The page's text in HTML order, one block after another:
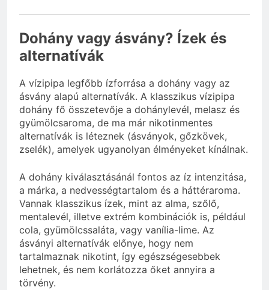
Dohány vagy ásvány? Ízek és
alternatívák
A vízipipa legfőbb ízforrása a dohány vagy az
ásvány alapú alternatívák. A klasszikus vízipipa
dohány fő összetevője a dohánylevél, melasz és
gyümölcsaroma, de ma már nikotinmentes
alternatívák is léteznek (ásványok, gőzkövek,
zselék), amelyek ugyanolyan élményeket kínálnak.
A dohány kiválasztásánál fontos az íz intenzitása,
a márka, a nedvességtartalom és a háttéraroma.
Vannak klasszikus ízek, mint az alma, szőlő,
mentalevél, illetve extrém kombinációk is, például
cola, gyümölcssaláta, vagy vanília-lime. Az
ásványi alternatívák előnye, hogy nem
tartalmaznak nikotint, így egészségesebbek
lehetnek, és nem korlátozza őket annyira a
törvény.